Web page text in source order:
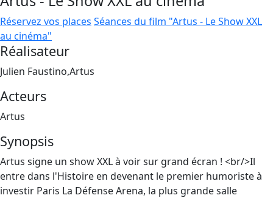
Réservez vos places Séances du film "Artus - Le Show XXL
au cinéma"
Réalisateur
Julien Faustino,Artus
Acteurs
Artus
Synopsis
Artus signe un show XXL à voir sur grand écran ! <br/>Il
entre dans l'Histoire en devenant le premier humoriste à
investir Paris La Défense Arena, la plus grande salle